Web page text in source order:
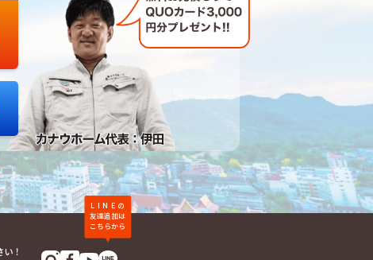
！
LINE の
友達追加は
こちらから